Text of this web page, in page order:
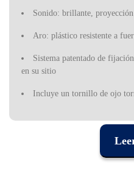
Sonido: brillante,
Aro: plástico resistente a
Sistema patentado de
en su sitio
Incluye un tornillo de ojo
Construido para tener un
golpes mas fuertes en cada